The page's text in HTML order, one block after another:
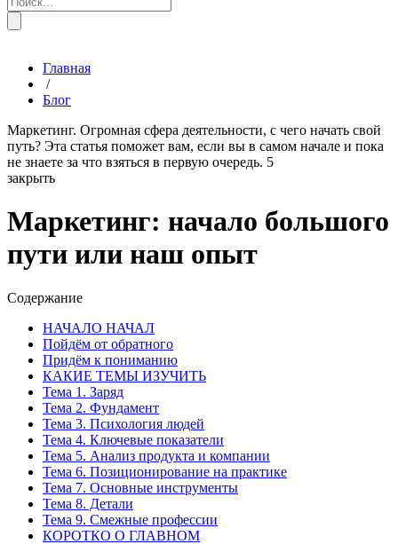
Главная
/
Блог
Маркетинг. Огромная сфера деятельности, с чего начать свой
путь? Эта статья поможет вам, если вы в самом начале и пока
не знаете за что взяться в первую очередь. 5
закрыть
Маркетинг: начало большого
пути или наш опыт
Содержание
НАЧАЛО НАЧАЛ
Пойдём от обратного
Придём к пониманию
КАКИЕ ТЕМЫ ИЗУЧИТЬ
Тема 1. Заряд
Тема 2. Фундамент
Тема 3. Психология людей
Тема 4. Ключевые показатели
Тема 5. Анализ продукта и компании
Тема 6. Позиционирование на практике
Тема 7. Основные инструменты
Тема 8. Детали
Тема 9. Смежные профессии
КОРОТКО О ГЛАВНОМ